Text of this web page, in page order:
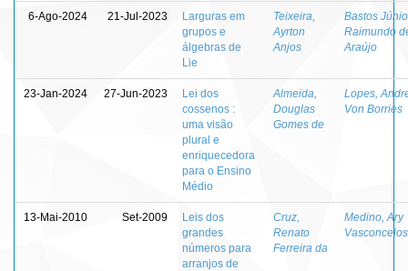
6-Ago-2024 21-Jul-2023
Larguras em
grupos e
álgebras de
Lie
Teixeira,
Ayrton
Anjos
Bastos
Raimundo
Araújo
23-Jan-2024 27-Jun-2023
Lei dos
cossenos :
uma visão
plural e
enriquecedora
para o Ensino
Médio
Almeida,
Douglas
Gomes de
Lopes,
Von Borries
13-Mai-2010 Set-2009
Leis dos
grandes
números para
arranjos de
Cruz,
Renato
Ferreira da
Medino, Ary
Vasconcelos